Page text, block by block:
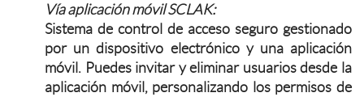
Vía aplicación móvil SCLAK:
Sistema de control de acceso seguro gestionado
por un dispositivo electrónico y una aplicación
móvil. Puedes invitar y eliminar usuarios desde la
aplicación móvil, personalizando los permisos de